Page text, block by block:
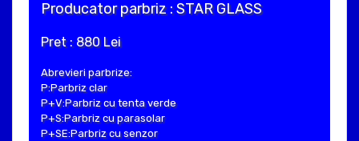
Producator parbriz : STAR GLASS
Pret : 880 Lei
Abrevieri parbrize:
P:Parbriz clar
P+V:Parbriz cu tenta verde
P+S:Parbriz cu parasolar
P+SE:Parbriz cu senzor